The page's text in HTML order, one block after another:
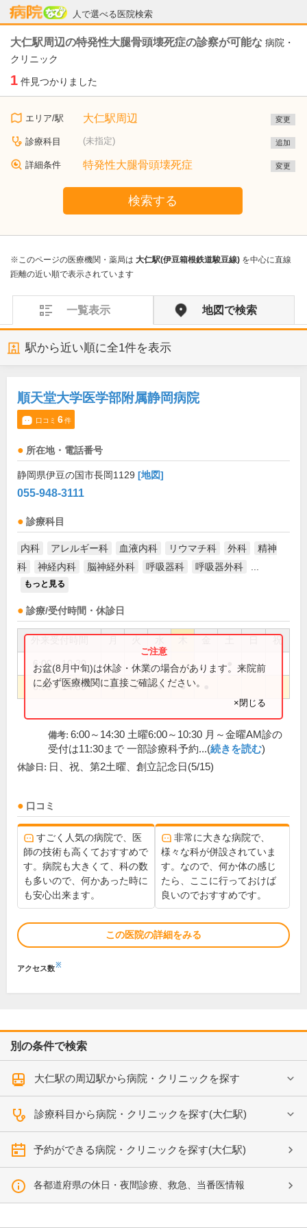
人で選べる医院検索
病院なび
大仁駅周辺の特発性大腿骨頭壊死症の診察が可能な 病院・
クリニック
1 件見つかりました
エリア/駅 大仁駅周辺 変更
診療科目 (未指定) 追加
詳細条件 特発性大腿骨頭壊死症 変更
検索する
※このページの医療機関・薬局は 大仁駅(伊豆箱根鉄道駿豆線) を中心に直線
距離の近い順で表示されています
一覧表示 地図で検索
駅から近い順に全1件を表示
順天堂大学医学部附属静岡病院
口コミ 6件
所在地・電話番号
静岡県伊豆の国市長岡1129 [地図]
055-948-3111
診療科目
内科 アレルギー科 血液内科 リウマチ科 外科
精神
科
神経内科 脳神経外科 呼吸器科 呼吸器外科
もっと見る
診療/受付時間・休診日
祝
6:00～10:30
6:00～14:30 ● ● ● ●
お盆(8月中旬)は休診・休業の場合があります。来院前
に必ず医療機関に直接ご確認ください。
×閉じる
備考: 6:00～14:30 土曜6:00～10:30 月～金曜AM診の
受付は11:30まで 一部診療科予約...(続きを読む)
休診日: 日、祝、第2土曜、創立記念日(5/15)
口コミ
すごく人気の病院で、医
師の技術も高くておすすめで
す。病院も大きくて、科の数
も多いので、何かあった時に
も安心出来ます。
非常に大きな病院で、
様々な科が併設されていま
す。なので、何か体の感じ
たら、ここに行っておけば
良いのでおすすめです。
この医院の詳細をみる
アクセス数※
別の条件で検索
大仁駅の周辺駅から病院・クリニックを探す
診療科目から病院・クリニックを探す(大仁駅)
予約ができる病院・クリニックを探す(大仁駅)
各都道府県の休日・夜間診療、救急、当番医情報